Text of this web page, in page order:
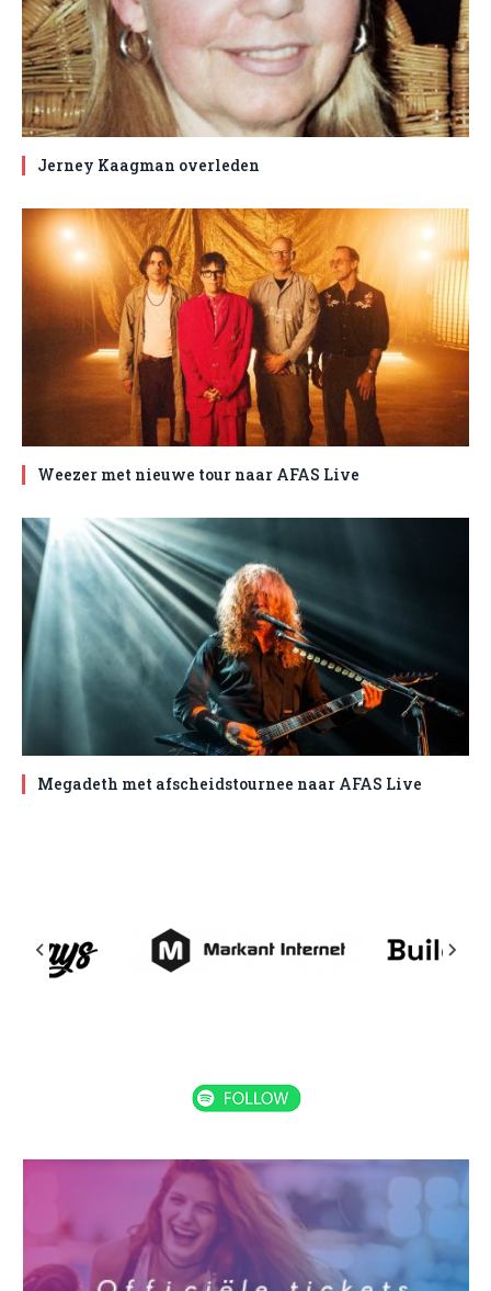
Jerney Kaagman overleden
Weezer met nieuwe tour naar AFAS Live
Megadeth met afscheidstournee naar AFAS Live